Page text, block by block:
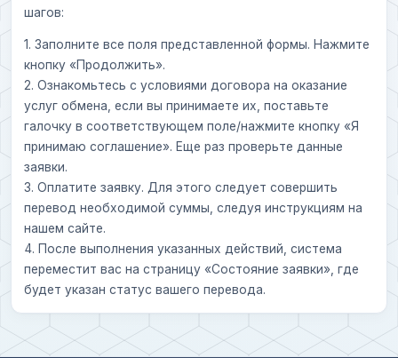
шагов:
1. Заполните все поля представленной формы. Нажмите
кнопку «Продолжить».
2. Ознакомьтесь с условиями договора на оказание
услуг обмена, если вы принимаете их, поставьте
галочку в соответствующем поле/нажмите кнопку «Я
принимаю соглашение». Еще раз проверьте данные
заявки.
3. Оплатите заявку. Для этого следует совершить
перевод необходимой суммы, следуя инструкциям на
нашем сайте.
4. После выполнения указанных действий, система
переместит вас на страницу «Состояние заявки», где
будет указан статус вашего перевода.